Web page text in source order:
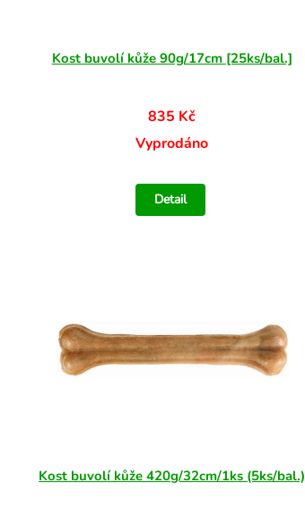
Kost buvolí kůže 90g/17cm [25ks/bal.]
835 Kč
Vyprodáno
Detail
Kost buvolí kůže 420g/32cm/1ks (5ks/bal.)